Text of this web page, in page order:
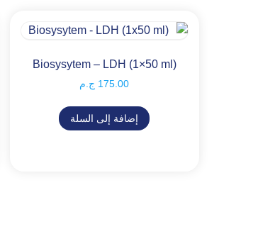
Biosysytem – LDH (1×50 ml)
175.00 ج.م
إضافة إلى السلة